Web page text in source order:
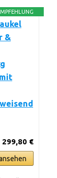
&
299,80 €